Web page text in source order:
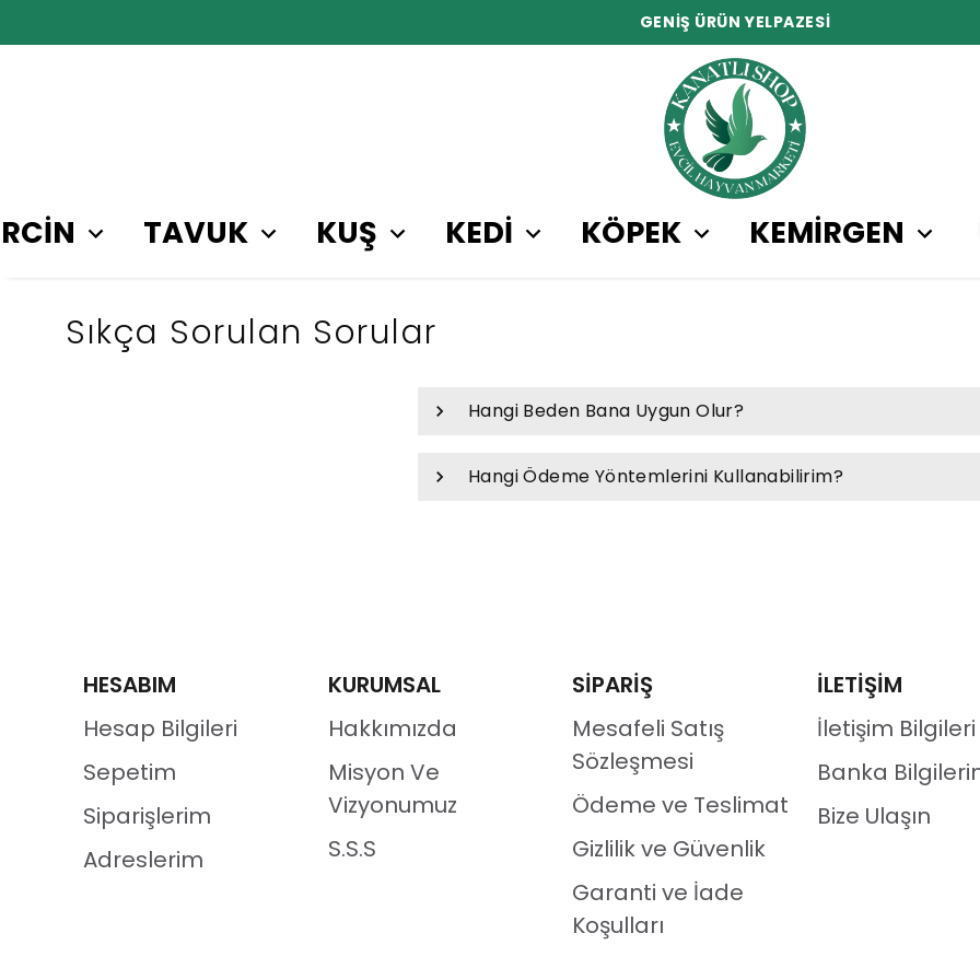
TAVUK KUŞ KEDİ KÖPEK KEMİRGEN
Sıkça Sorulan Sorular
Hangi Beden Bana Uygun Olur?
Hangi Ödeme Yöntemlerini Kullanabilirim?
HESABIM
Hesap Bilgileri
Sepetim
Siparişlerim
Adreslerim
KURUMSAL
Hakkımızda
Misyon Ve
Vizyonumuz
S.S.S
SİPARİŞ
Mesafeli Satış
Sözleşmesi
Ödeme ve Teslimat
Gizlilik ve Güvenlik
Garanti ve İade
Koşulları
İLETİŞİM
İletişim Bilgileri
Banka
Bize Ulaşın